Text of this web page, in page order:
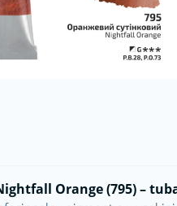
Orange (795) –